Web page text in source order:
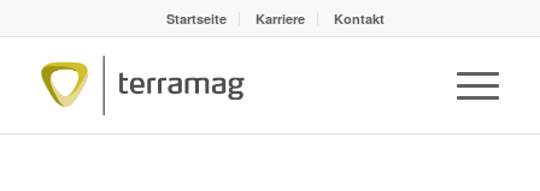
Startseite Karriere Kontakt